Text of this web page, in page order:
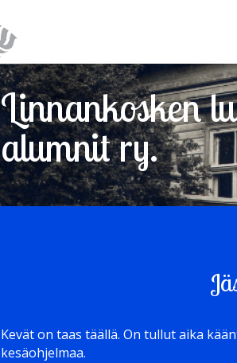
Linnankosken
alumnit ry.
Kevät on taas täällä. On tullut aika
kesäohjelmaa.